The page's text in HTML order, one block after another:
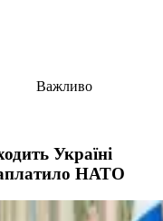
Важливо
Україні
НАТО